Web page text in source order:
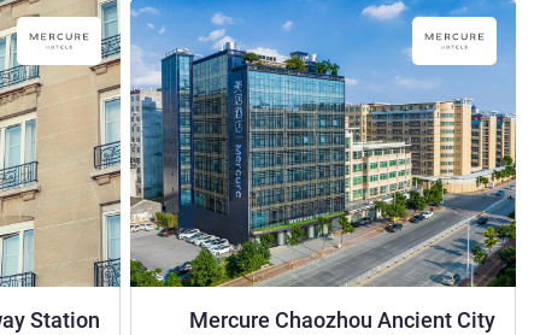
Mercure Chaozhou Ancient City
Station